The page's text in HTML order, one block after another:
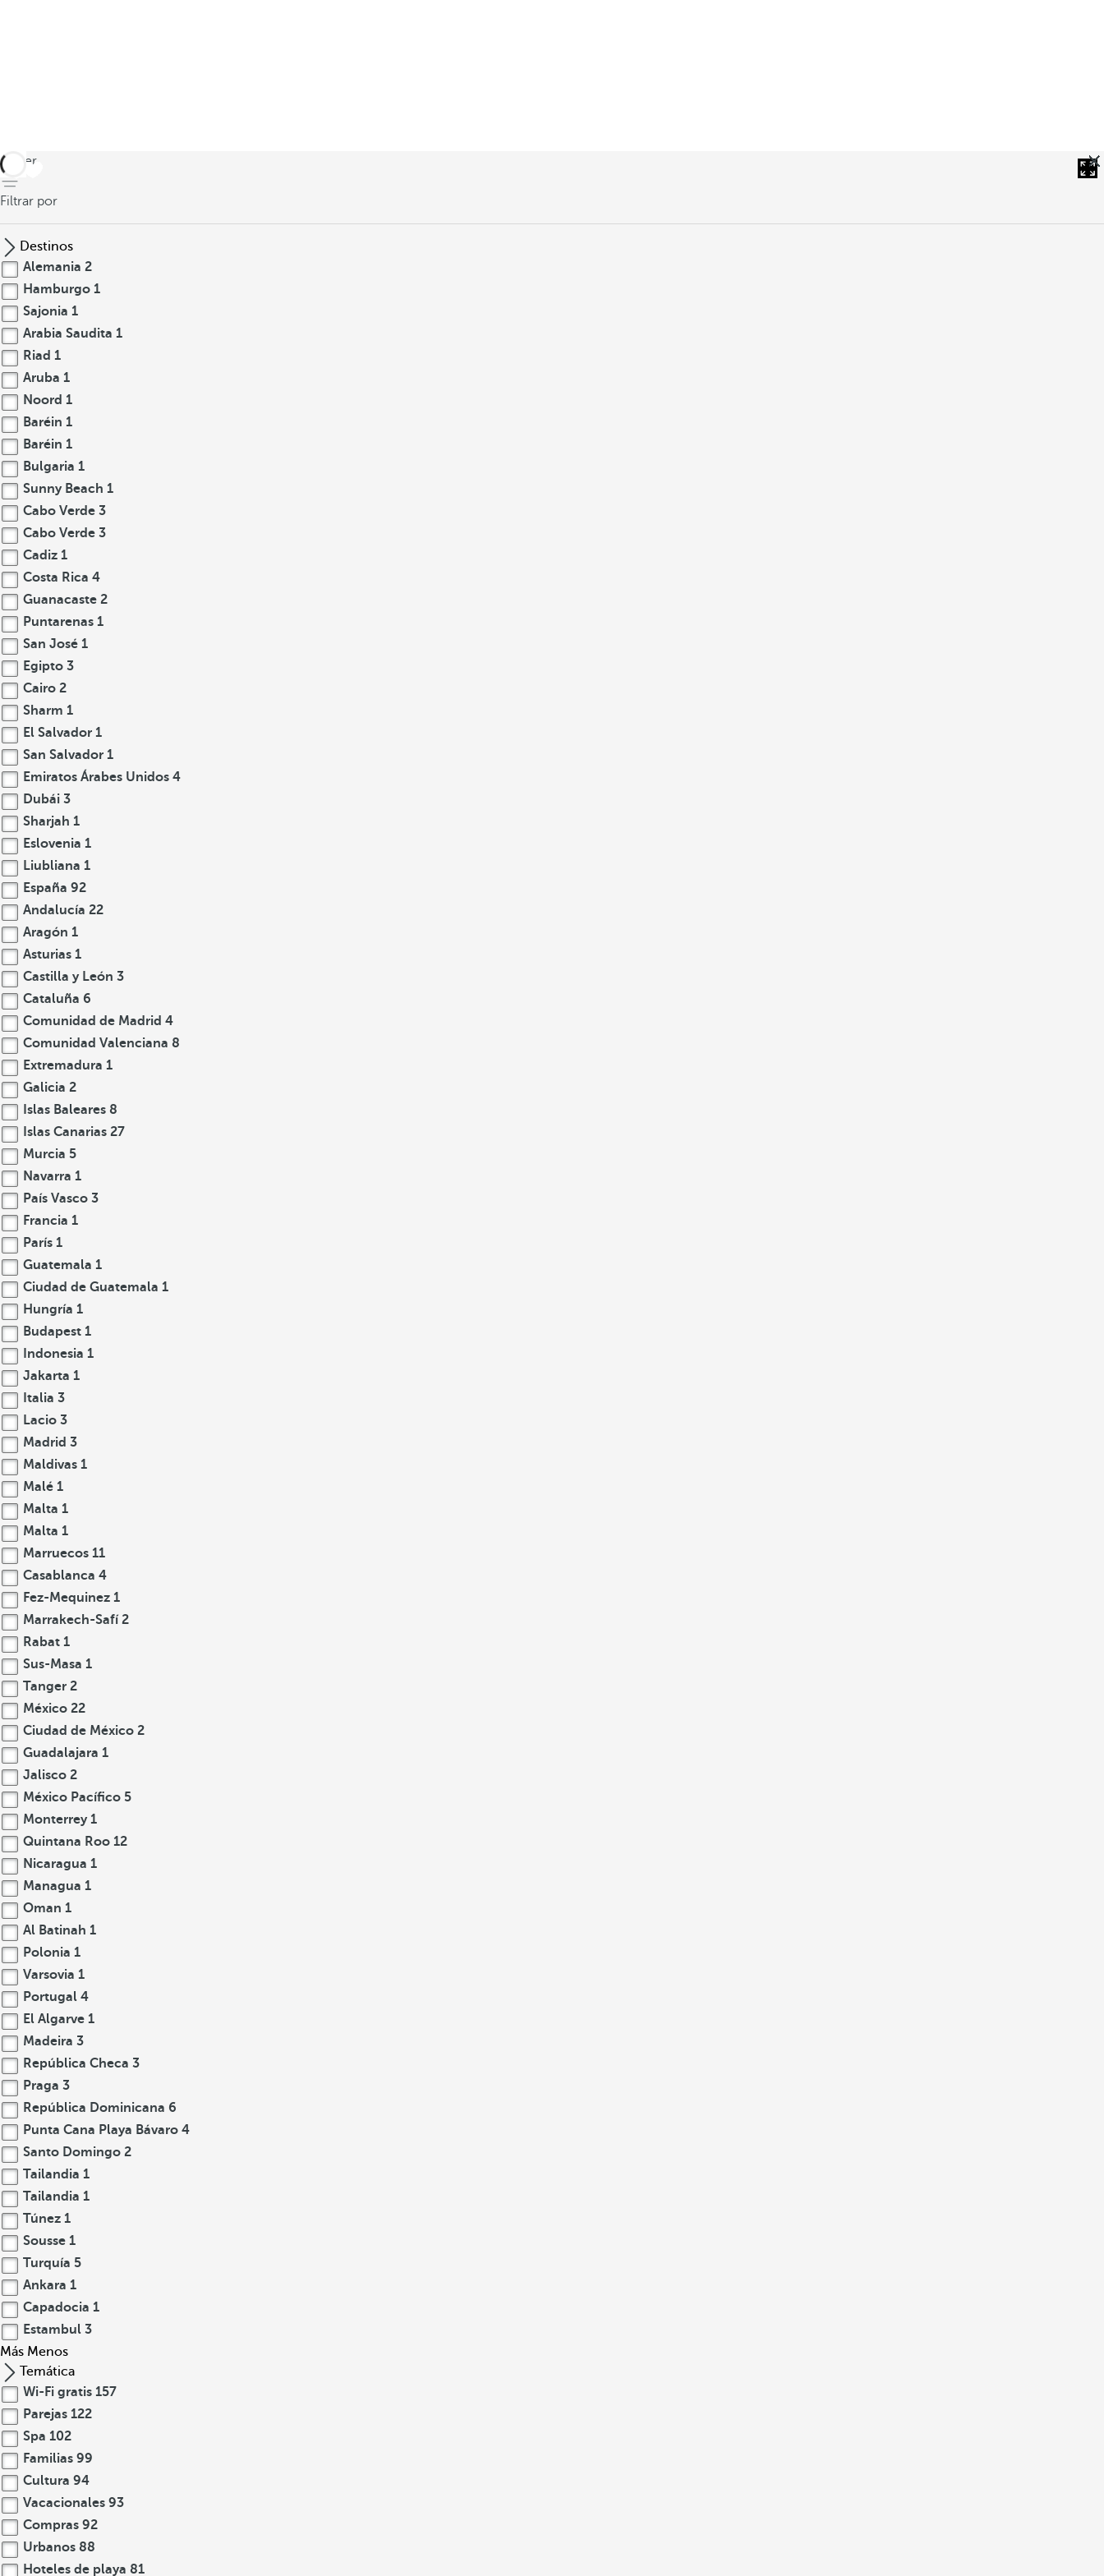
volver
Filtrar por
Destinos
Alemania 2
Hamburgo 1
Sajonia 1
Arabia Saudita 1
Riad 1
Aruba 1
Noord 1
Baréin 1
Baréin 1
Bulgaria 1
Sunny Beach 1
Cabo Verde 3
Cabo Verde 3
Cadiz 1
Costa Rica 4
Guanacaste 2
Puntarenas 1
San José 1
Egipto 3
Cairo 2
Sharm 1
El Salvador 1
San Salvador 1
Emiratos Árabes Unidos 4
Dubái 3
Sharjah 1
Eslovenia 1
Liubliana 1
España 92
Andalucía 22
Aragón 1
Asturias 1
Castilla y León 3
Cataluña 6
Comunidad de Madrid 4
Comunidad Valenciana 8
Extremadura 1
Galicia 2
Islas Baleares 8
Islas Canarias 27
Murcia 5
Navarra 1
País Vasco 3
Francia 1
París 1
Guatemala 1
Ciudad de Guatemala 1
Hungría 1
Budapest 1
Indonesia 1
Jakarta 1
Italia 3
Lacio 3
Madrid 3
Maldivas 1
Malé 1
Malta 1
Malta 1
Marruecos 11
Casablanca 4
Fez-Mequinez 1
Marrakech-Safí2
Rabat 1
Sus-Masa 1
Tanger 2
México 22
Ciudad de México 2
Guadalajara 1
Jalisco 2
México Pacífico 5
Monterrey 1
Quintana Roo 12
Nicaragua 1
Managua 1
Oman 1
Al Batinah 1
Polonia 1
Varsovia 1
Portugal 4
El Algarve 1
Madeira 3
República Checa 3
Praga 3
República Dominicana 6
Punta Cana Playa Bávaro 4
Santo Domingo 2
Tailandia 1
Tailandia 1
Túnez 1
Sousse 1
Turquía 5
Ankara 1
Capadocia 1
Estambul 3
Más Menos
Temática
Wi-Fi gratis 157
Parejas 122
Spa 102
Familias 99
Cultura 94
Vacacionales 93
Compras 92
Urbanos 88
Hoteles de playa 81